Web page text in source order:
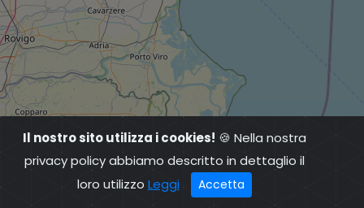
Il nostro sito utilizza i cookies! 🍪 Nella nostra
privacy policy abbiamo descritto in dettaglio il
loro utilizzo Leggi Accetta